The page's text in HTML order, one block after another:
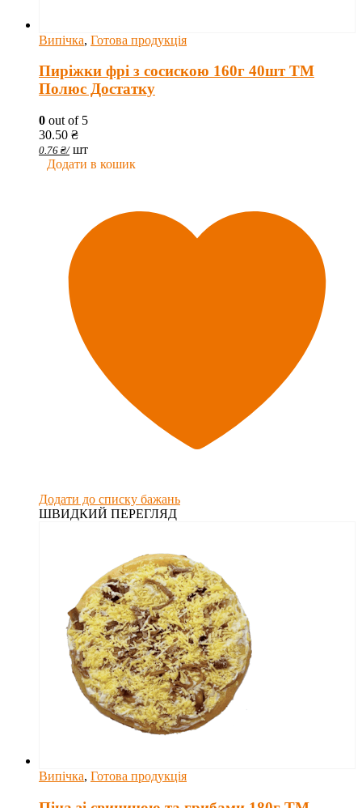
Випічка, Готова продукція
Пиріжки фрі з сосискою 160г 40шт ТМ
Полюс Достатку
0 out of 5
30.50 ₴
0.76 ₴/ шт
Додати в кошик
Додати до списку бажань
ШВИДКИЙ ПЕРЕГЛЯД
Випічка, Готова продукція